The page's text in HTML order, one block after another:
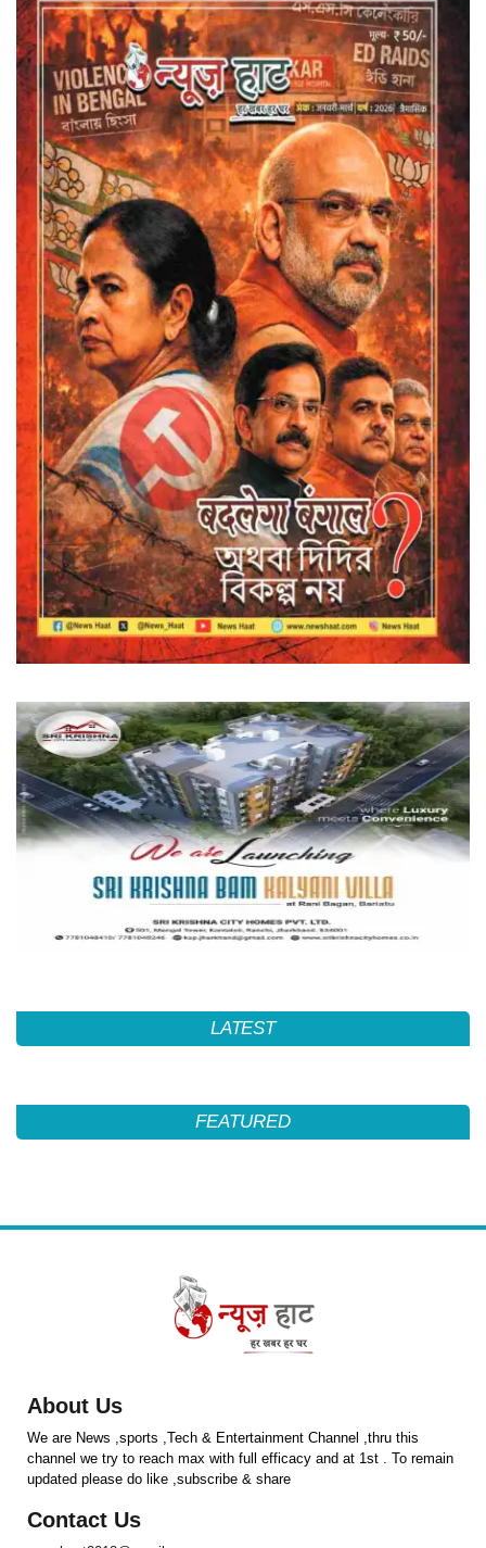
LATEST
FEATURED
About Us
We are News ,sports ,Tech & Entertainment Channel ,thru this
channel we try to reach max with full efficacy and at 1st . To remain
updated please do like ,subscribe & share
Contact Us